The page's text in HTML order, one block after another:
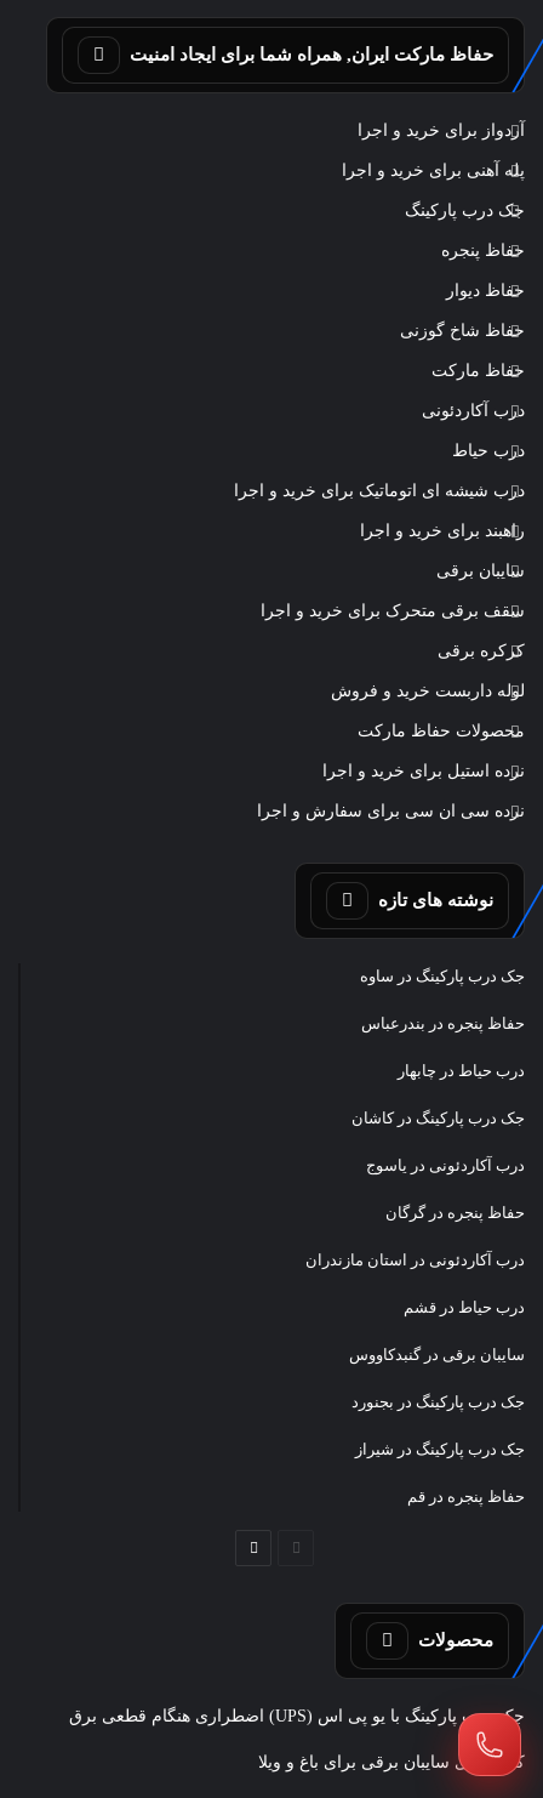
حفاظ مارکت ایران, همراه شما برای ایجاد امنیت
آردواز برای خرید و اجرا
پله آهنی برای خرید و اجرا
جک درب پارکینگ
حفاظ پنجره
حفاظ دیوار
حفاظ شاخ گوزنی
حفاظ مارکت
درب آکاردئونی
درب حیاط
درب شیشه ای اتوماتیک برای خرید و اجرا
راهبند برای خرید و اجرا
سایبان برقی
سقف برقی متحرک برای خرید و اجرا
کرکره برقی
لوله داربست خرید و فروش
محصولات حفاظ مارکت
نرده استیل برای خرید و اجرا
نرده سی ان سی برای سفارش و اجرا
نوشته های تازه
جک درب پارکینگ در ساوه
حفاظ پنجره در بندرعباس
درب حیاط در چابهار
جک درب پارکینگ در کاشان
درب آکاردئونی در یاسوج
حفاظ پنجره در گرگان
درب آکاردئونی در استان مازندران
درب حیاط در قشم
سایبان برقی در گنبدکاووس
جک درب پارکینگ در بجنورد
جک درب پارکینگ در شیراز
حفاظ پنجره در قم
صفحه
محصولات
جک درب پارکینگ با یو پی اس (UPS) اضطراری هنگام قطعی برق
کاربردهای سایبان برقی برای باغ و ویلا